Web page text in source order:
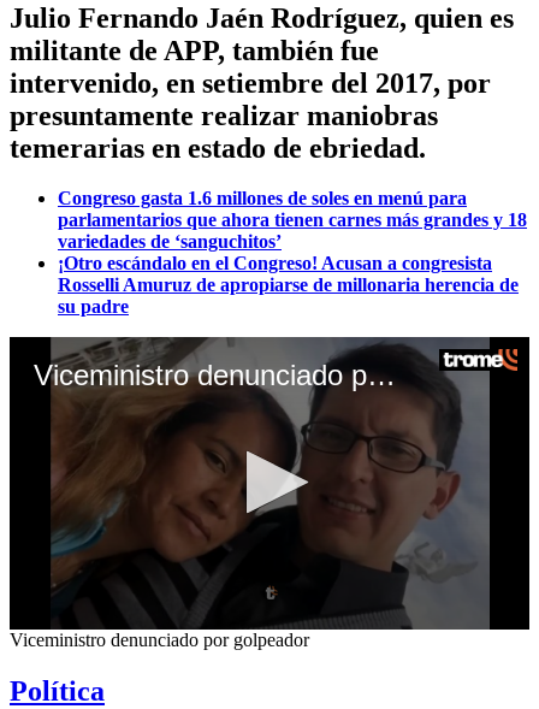
Julio Fernando Jaén Rodríguez, quien es
militante de APP, también fue
intervenido, en setiembre del 2017, por
presuntamente realizar maniobras
temerarias en estado de ebriedad.
Congreso gasta 1.6 millones de soles en menú para
parlamentarios que ahora tienen carnes más grandes y 18
variedades de ‘sanguchitos’
¡Otro escándalo en el Congreso! Acusan a congresista
Rosselli Amuruz de apropiarse de millonaria herencia de
su padre
Viceministro denunciado por golpeador
0
of
6
Viceministro denunciado por golpeador
Política